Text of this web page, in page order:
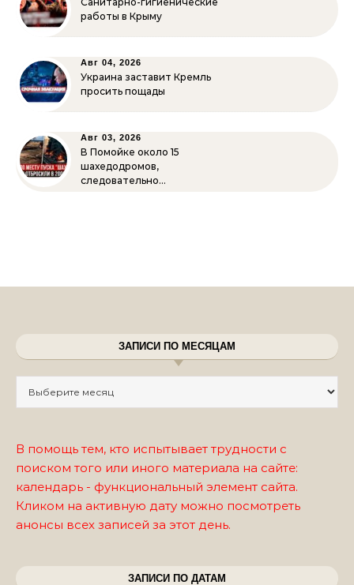
работы в Крыму
Авг 04, 2026
Украина заставит Кремль
просить пощады
Авг 03, 2026
В Помойке около 15
шахедодромов,
следовательно…
ЗАПИСИ ПО МЕСЯЦАМ
В помощь тем, кто испытывает трудности с
поиском того или иного материала на сайте:
календарь - функциональный элемент сайта.
Кликом на активную дату можно посмотреть
анонсы всех записей за этот день.
ЗАПИСИ ПО ДАТАМ